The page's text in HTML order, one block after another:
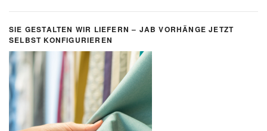
SIE GESTALTEN WIR LIEFERN – JAB VORHÄNGE JETZT
SELBST KONFIGURIEREN